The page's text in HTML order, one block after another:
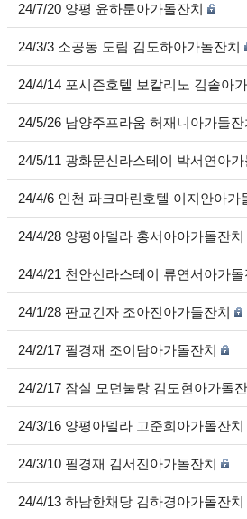
24/7/20 양평 윤하룬아가돌잔치
24/3/3 소공동 도림 김도하아가돌잔치
24/4/14 포시즌호텔 보칼리노 김솔아
24/5/26 남양주프라움 허재니아가돌잔
24/5/11 광화문신라스테이 박서연아가
24/4/6 인천 파크마린호텔 이지안아가
24/4/28 양평아델라 홍서아아가돌잔치
24/4/21 천안신라스테이 류연서아가돌
24/1/28 판교긴자 조아진아가돌잔치
24/2/17 필경재 조이담아가돌잔치
24/2/17 잠실 모던눌랑 김도현아가돌
24/3/16 양평아델라 고준희아가돌잔치
24/3/10 필경재 김서진아가돌잔치
24/4/13 하남한채당 김하경아가돌잔치